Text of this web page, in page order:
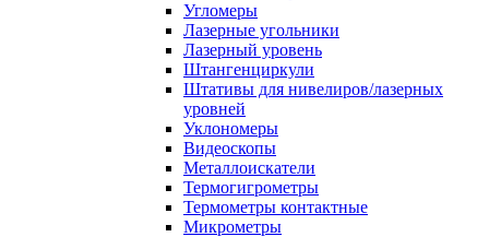
Угломеры
Лазерные угольники
Лазерный уровень
Штангенциркули
Штативы для нивелиров/лазерных
уровней
Уклономеры
Видеоскопы
Металлоискатели
Термогигрометры
Термометры контактные
Микрометры